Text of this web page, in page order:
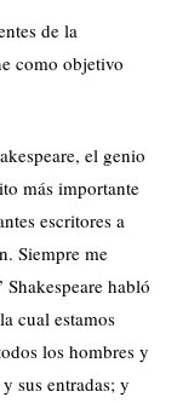
de la
como objetivo
el genio
más importante
escritores a
Siempre me
habló
cual estamos
los hombres y
sus entradas; y